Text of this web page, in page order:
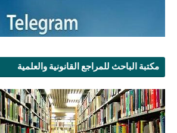
مكتبة الباحث للمراجع القانونية والعلمية